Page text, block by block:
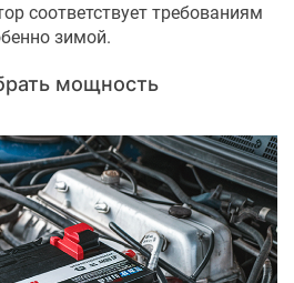
соответствует требованиям
зимой.
мощность